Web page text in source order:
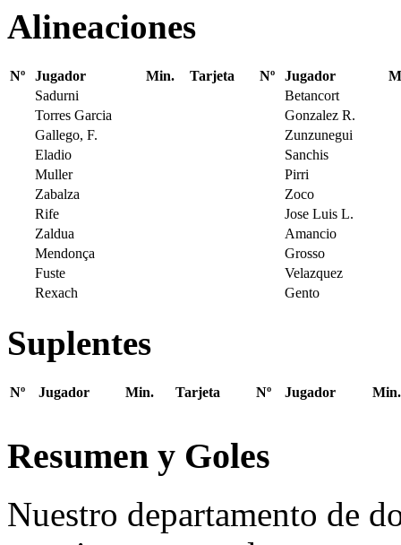
Alineaciones
Nº Jugador Min. Tarjeta Nº Jugador
Sadurni
Betancort
Torres Garcia
Gonzalez R.
Gallego, F.
Zunzunegui
Eladio
Sanchis
Muller
Pirri
Zabalza
Zoco
Rife
Jose Luis L.
Zaldua
Amancio
Mendonça
Grosso
Fuste
Velazquez
Rexach
Gento
Suplentes
Nº Jugador Min. Tarjeta Nº Jugador Min.
Resumen y Goles
Nuestro departamento de